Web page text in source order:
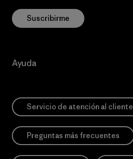
Suscribirme
Ayuda
Servicio de atención al cliente
Preguntas más frecuentes